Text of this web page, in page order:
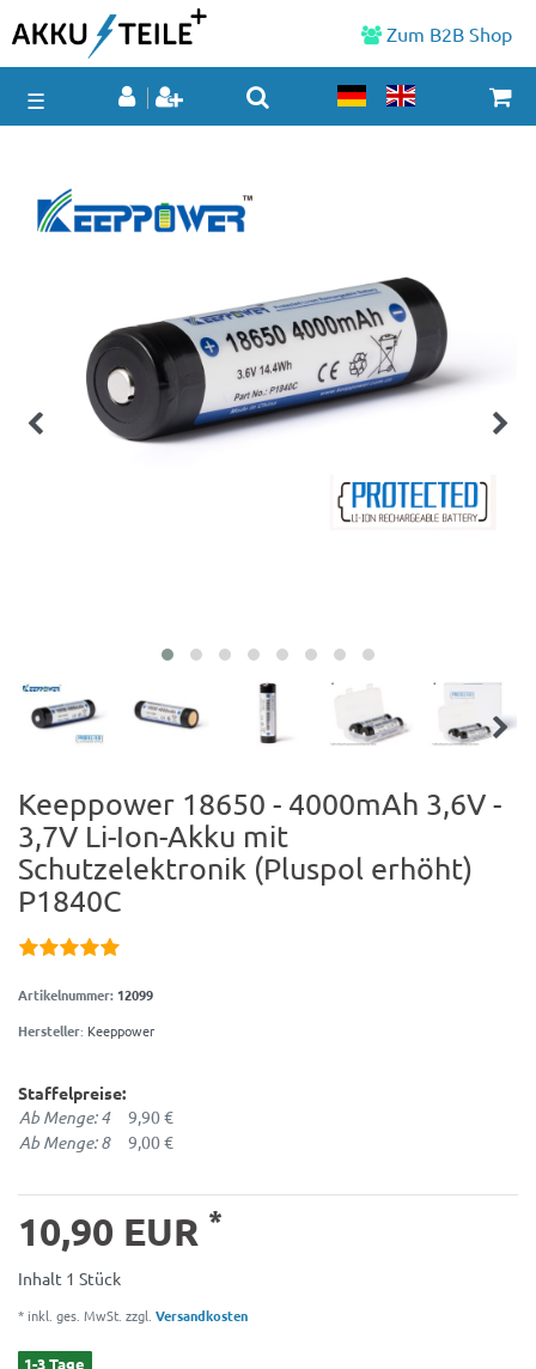
Zum B2B Shop
☰
Keeppower 18650 - 4000mAh 3,6V -
3,7V Li-Ion-Akku mit
Schutzelektronik (Pluspol erhöht)
P1840C
Artikelnummer: 12099
Hersteller: Keeppower
Staffelpreise:
Ab Menge: 4 9,90 €
Ab Menge: 8 9,00 €
10,90 EUR *
Inhalt 1 Stück
* inkl. ges. MwSt. zzgl. Versandkosten
1-3 Tage